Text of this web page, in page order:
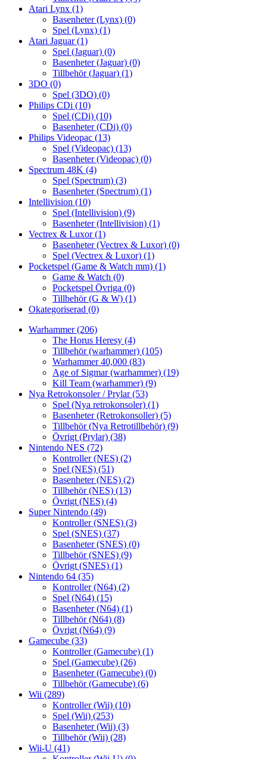
Atari Lynx (1)
Basenheter (Lynx) (0)
Spel (Lynx) (1)
Atari Jaguar(1)
Spel (Jaguar) (0)
Basenheter (Jaguar) (0)
Tillbehör (Jaguar) (1)
3DO (0)
Spel (3DO) (0)
Philips CDi (10)
Spel (CDi) (10)
Basenheter (CDi) (0)
Philips Videopac (13)
Spel (Videopac) (13)
Basenheter (Videopac) (0)
Spectrum 48K (4)
Spel (Spectrum) (3)
Basenheter (Spectrum) (1)
Intellivision (10)
Spel (Intellivision) (9)
Basenheter (Intellivision) (1)
Vectrex & Luxor(1)
Basenheter (Vectrex & Luxor) (0)
Spel (Vectrex & Luxor) (1)
Pocketspel (Game & Watch mm) (1)
Game & Watch (0)
Pocketspel Övriga (0)
Tillbehör (G & W) (1)
Okategoriserad (0)
Warhammer(206)
The Horus Heresy (4)
Tillbehör (warhammer) (105)
Warhammer 40,000 (83)
Age of Sigmar (warhammer) (19)
Kill Team (warhammer) (9)
Nya Retrokonsoler / Prylar(53)
Spel (Nya retrokonsoler) (1)
Basenheter (Retrokonsoller) (5)
Tillbehör (Nya Retrotillbehör) (9)
Övrigt (Prylar) (38)
Nintendo NES (72)
Kontroller (NES) (2)
Spel (NES) (51)
Basenheter (NES) (2)
Tillbehör (NES) (13)
Övrigt (NES) (4)
Super Nintendo (49)
Kontroller (SNES) (3)
Spel (SNES) (37)
Basenheter (SNES) (0)
Tillbehör (SNES) (9)
Övrigt (SNES) (1)
Nintendo 64 (35)
Kontroller (N64) (2)
Spel (N64) (15)
Basenheter (N64) (1)
Tillbehör (N64) (8)
Övrigt (N64) (9)
Gamecube (33)
Kontroller (Gamecube) (1)
Spel (Gamecube) (26)
Basenheter (Gamecube) (0)
Tillbehör (Gamecube) (6)
Wii (289)
Kontroller (Wii) (10)
Spel (Wii) (253)
Basenheter (Wii) (3)
Tillbehör (Wii) (28)
Wii-U (41)